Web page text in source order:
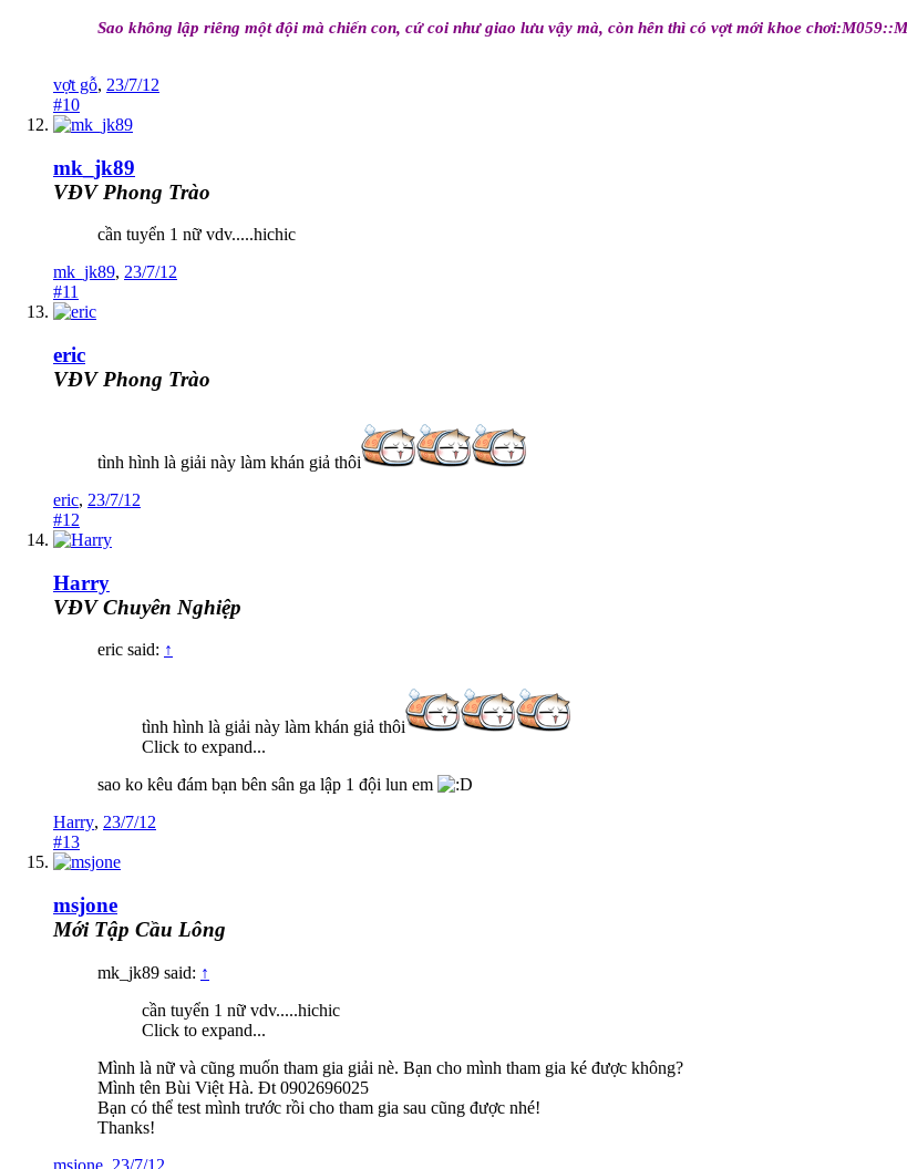
Sao không lập riêng một đội mà chiến con, cứ coi như giao lưu vậy mà, còn hên thì có vợt mới khoe
vợt gỗ, 23/7/12
#10
mk_jk89
VĐV Phong Trào
cần tuyển 1 nữ vdv.....hichic
mk_jk89, 23/7/12
#11
eric
VĐV Phong Trào
tình hình là giải này làm khán giả thôi
eric, 23/7/12
#12
Harry
VĐV Chuyên Nghiệp
eric said: ↑
tình hình là giải này làm khán giả thôi
Click to expand...
sao ko kêu đám bạn bên sân ga lập 1 đội lun em
Harry, 23/7/12
#13
msjone
Mới Tập Cầu Lông
mk_jk89 said: ↑
cần tuyển 1 nữ vdv.....hichic
Click to expand...
Mình là nữ và cũng muốn tham gia giải nè. Bạn cho mình tham gia ké được không?
Mình tên Bùi Việt Hà. Đt 0902696025
Bạn có thể test mình trước rồi cho tham gia sau cũng được nhé!
Thanks!
msjone 23/7/12